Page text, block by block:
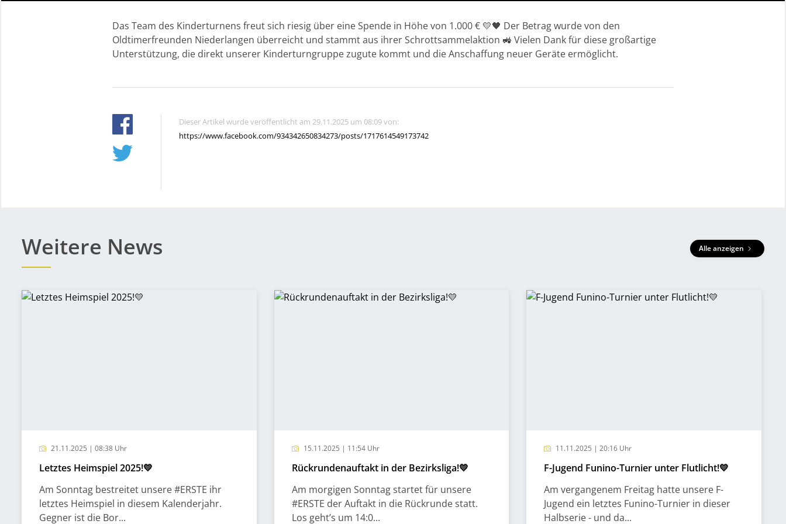
Das Team des Kinderturnens freut sich riesig über eine Spende in Höhe von 1.000 € 💛🖤 Der Betrag wurde von den
Oldtimerfreunden Niederlangen überreicht und stammt aus ihrer Schrottsammelaktion 🚜 Vielen Dank für diese großartige
Unterstützung, die direkt unserer Kinderturngruppe zugute kommt und die Anschaffung neuer Geräte ermöglicht.
Dieser Artikel wurde veröffentlicht am 29.11.2025 um 08:09 von:
https://www.facebook.com/934342650834273/posts/1717614549173742
Weitere News Alle anzeigen
21.11.2025 | 08:38 Uhr
Letztes Heimspiel 2025!💛
Am Sonntag bestreitet unsere #ERSTE ihr
letztes Heimspiel in diesem Kalenderjahr.
Gegner ist die Bor...
15.11.2025 | 11:54 Uhr
Rückrundenauftakt in der Bezirksliga!💛
Am morgigen Sonntag startet für unsere
#ERSTE der Auftakt in die Rückrunde statt.
Los geht’s um 14:0...
11.11.2025 | 20:16 Uhr
F-Jugend Funino-Turnier unter Flutlicht!💛
Am vergangenem Freitag hatte unsere F-
Jugend ein letztes Funino-Turnier in dieser
Halbserie - und da...